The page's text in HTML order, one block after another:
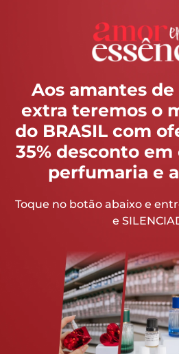
Aos amantes
extra teremos o
do BRASIL com
35% desconto em
perfumaria e
Toque no botão abaixo e
e